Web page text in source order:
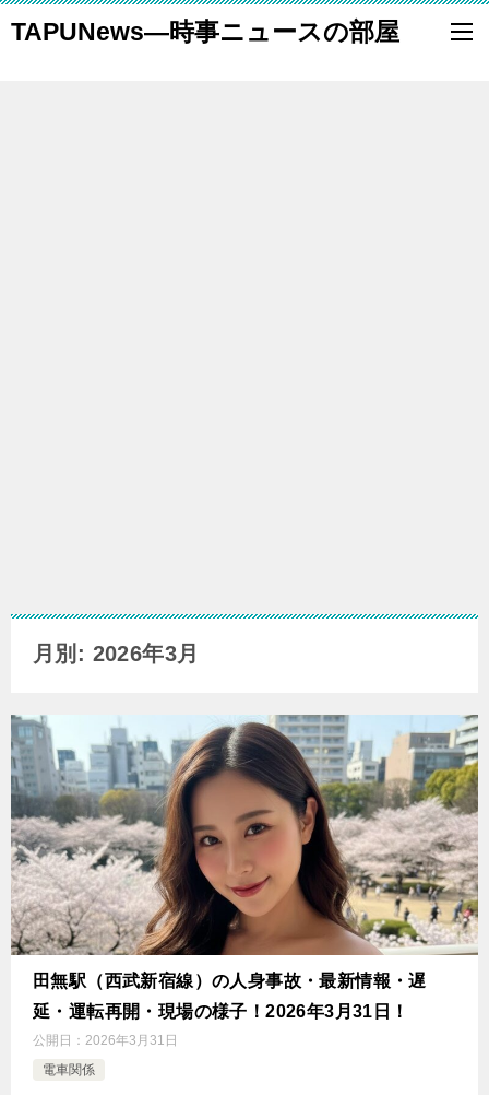
TAPUNews―時事ニュースの部屋
月別: 2026年3月
田無駅（西武新宿線）の人身事故・最新情報・遅
延・運転再開・現場の様子！2026年3月31日！
公開日： 2026年3月31日
電車関係